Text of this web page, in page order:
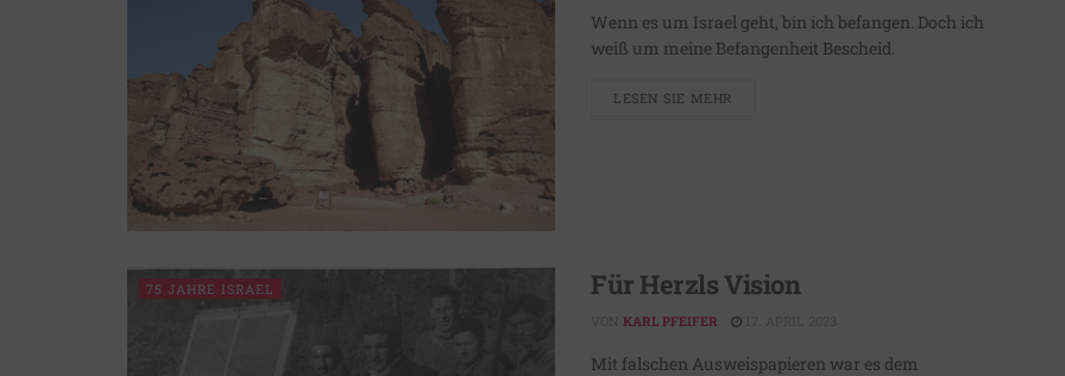
Wenn es um Israel geht, bin ich befangen. Doch ich
weiß um meine Befangenheit Bescheid.
LESEN SIE MEHR
75 JAHRE ISRAEL Für Herzls Vision
KARL PFEIFER
Mit falschen Ausweispapieren war es dem